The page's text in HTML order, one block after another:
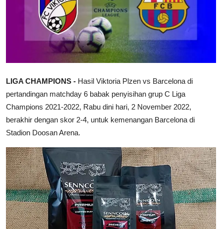
LIGA CHAMPIONS - Hasil Viktoria Plzen vs Barcelona di
pertandingan matchday 6 babak penyisihan grup C Liga
Champions 2021-2022, Rabu dini hari, 2 November 2022,
berakhir dengan skor 2-4, untuk kemenangan Barcelona di
Stadion Doosan Arena.